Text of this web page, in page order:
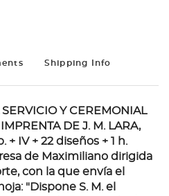
Shipping Info
Y CEREMONIAL
DE J. M. LARA,
+ IV + 22 diseños + 1 h.
de Maximiliano dirigida
con la que envía el
"Dispone S. M. el